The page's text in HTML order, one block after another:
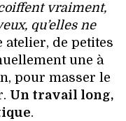
vraiment,
qu’elles ne
de petites
une à
pour masser le
Un travail long,
.